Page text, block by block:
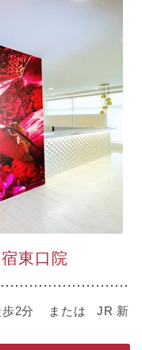
東口院
歩2分 または JR 新